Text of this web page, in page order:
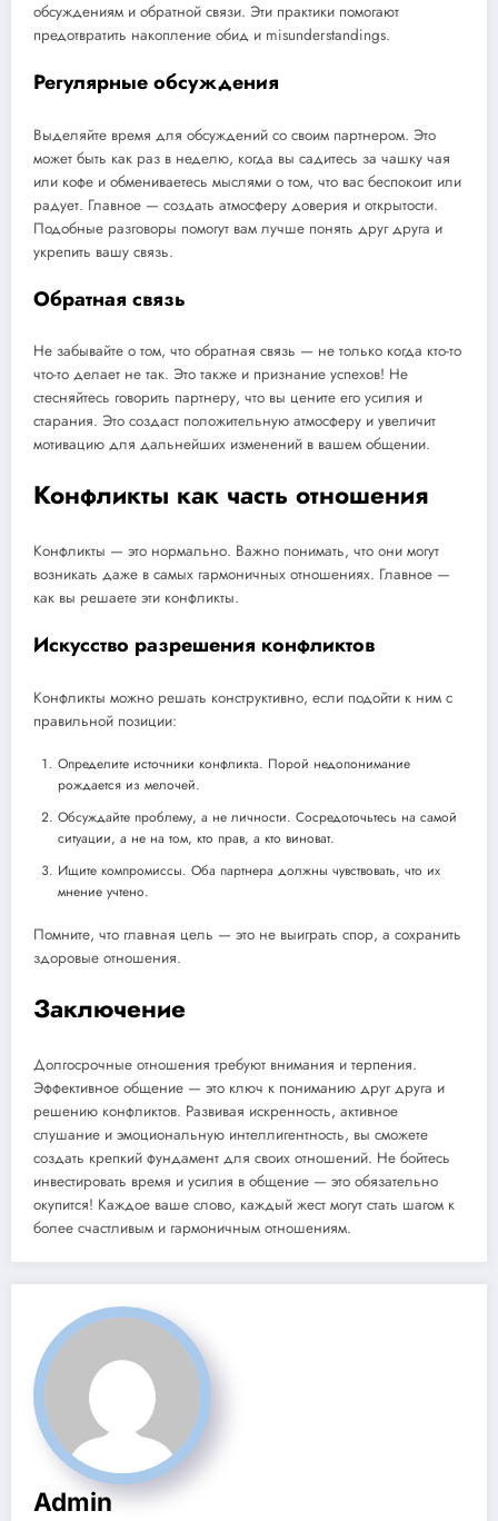
обсуждениям и обратной связи. Эти практики помогают
предотвратить накопление обид и misunderstandings.
Регулярные обсуждения
Выделяйте время для обсуждений со своим партнером. Это
может быть как раз в неделю, когда вы садитесь за чашку чая
или кофе и обмениваетесь мыслями о том, что вас беспокоит или
радует. Главное — создать атмосферу доверия и открытости.
Подобные разговоры помогут вам лучше понять друг друга и
укрепить вашу связь.
Обратная связь
Не забывайте о том, что обратная связь — не только когда кто-то
что-то делает не так. Это также и признание успехов! Не
стесняйтесь говорить партнеру, что вы цените его усилия и
старания. Это создаст положительную атмосферу и увеличит
мотивацию для дальнейших изменений в вашем общении.
Конфликты как часть отношения
Конфликты — это нормально. Важно понимать, что они могут
возникать даже в самых гармоничных отношениях. Главное —
как вы решаете эти конфликты.
Искусство разрешения конфликтов
Конфликты можно решать конструктивно, если подойти к ним с
правильной позиции:
Определите источники конфликта. Порой недопонимание
рождается из мелочей.
Обсуждайте проблему, а не личности. Сосредоточьтесь на самой
ситуации, а не на том, кто прав, а кто виноват.
Ищите компромиссы. Оба партнера должны чувствовать, что их
мнение учтено.
Помните, что главная цель — это не выиграть спор, а сохранить
здоровые отношения.
Заключение
Долгосрочные отношения требуют внимания и терпения.
Эффективное общение — это ключ к пониманию друг друга и
решению конфликтов. Развивая искренность, активное
слушание и эмоциональную интеллигентность, вы сможете
создать крепкий фундамент для своих отношений. Не бойтесь
инвестировать время и усилия в общение — это обязательно
окупится! Каждое ваше слово, каждый жест могут стать шагом к
более счастливым и гармоничным отношениям.
Admin